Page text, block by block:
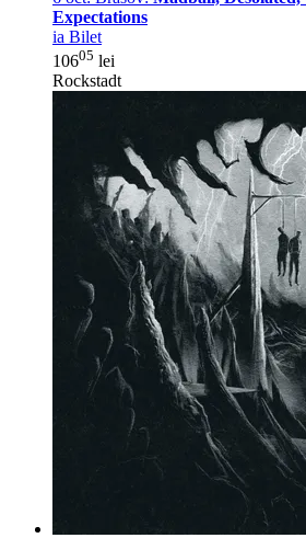
Expectations
ia Bilet
10605 lei
Rockstadt